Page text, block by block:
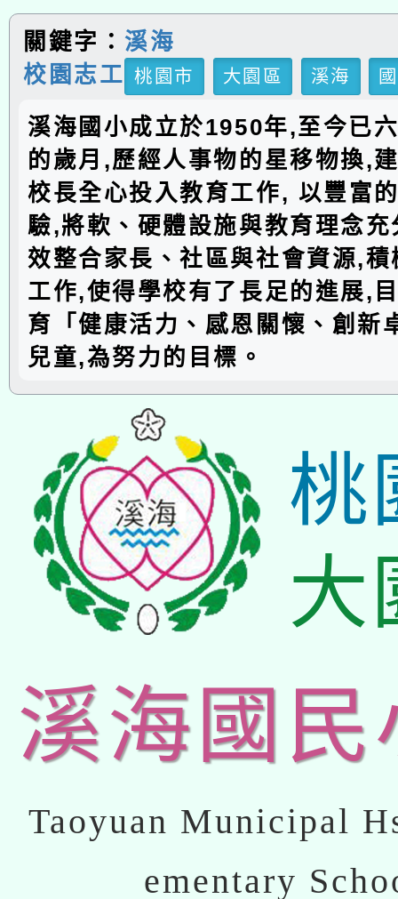
關鍵字： 溪海
校園志工 桃園市 大園區 溪海
溪海國小成立於1950年,至今已
的歲月,歷經人事物的星移物換,
校長全心投入教育工作, 以豐富
驗,將軟、硬體設施與教育理念
效整合家長、社區與社會資源,
工作,使得學校有了長足的進展,
育「健康活力、感恩關懷、創新
兒童,為努力的目標。
桃
大
溪海國民
Taoyuan Municipal
ementary